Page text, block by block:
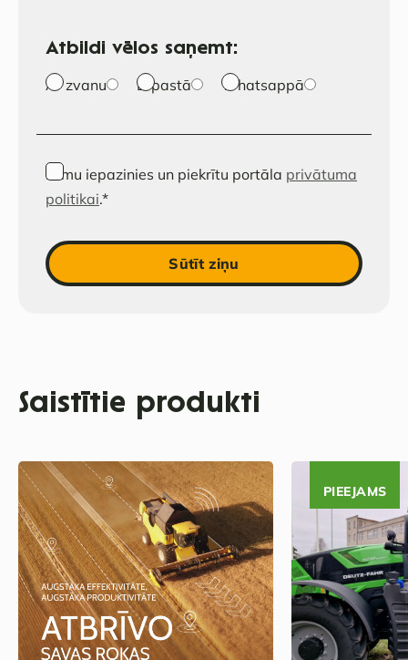
Atbildi vēlos saņemt:
Ar zvanu E-pastā Whatsappā
Esmu iepazinies un piekrītu portāla privātuma
politikai.*
Sūtīt ziņu
Saistītie produkti
PIEEJAMS